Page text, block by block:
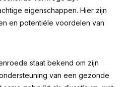
eigenschappen. Hier zijn
en potentiële voordelen van
staat bekend om zijn
van een gezonde